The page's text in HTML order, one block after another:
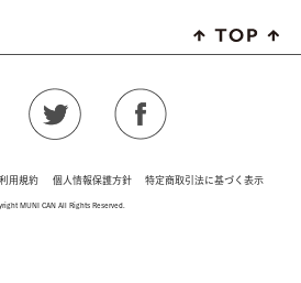
利用規約 個人情報保護方針 特定商取引法に基づく表示
MUNI CAN All Rights Reserved.